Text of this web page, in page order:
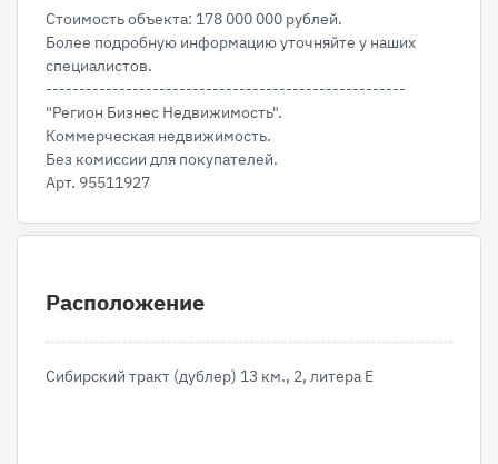
Стоимость объекта: 178 000 000 рублей.
Более подробную информацию уточняйте у наших
специалистов.
------------------------------------------------------
"Регион Бизнес Недвижимость".
Коммерческая недвижимость.
Без комиссии для покупателей.
Арт. 95511927
Расположение
Сибирский тракт (дублер) 13 км., 2, литера Е